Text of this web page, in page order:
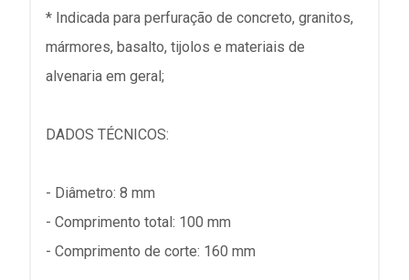
* Indicada para perfuração de concreto, granitos,
mármores, basalto, tijolos e materiais de
alvenaria em geral;
DADOS TÉCNICOS:
- Diâmetro: 8 mm
- Comprimento total: 100 mm
- Comprimento de corte: 160 mm